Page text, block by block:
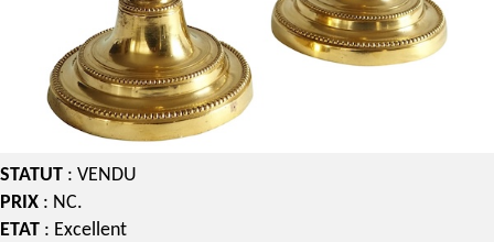
STATUT : VENDU
PRIX : NC.
ETAT : Excellent